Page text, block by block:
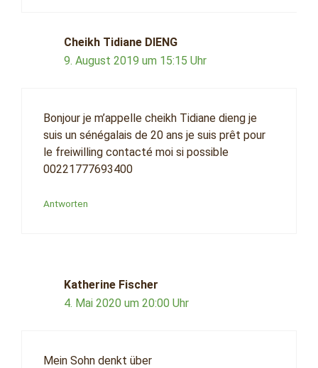
Cheikh Tidiane DIENG
9. August 2019 um 15:15 Uhr
Bonjour je m’appelle cheikh Tidiane dieng je
suis un sénégalais de 20 ans je suis prêt pour
le freiwilling contacté moi si possible
00221777693400
Antworten
Katherine Fischer
4. Mai 2020 um 20:00 Uhr
Mein Sohn denkt über